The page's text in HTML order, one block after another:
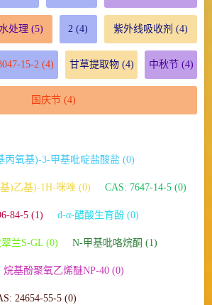
处理 (5) 2 (4) 紫外线吸收剂 (4)
15-2 (4) 甘草提取物(4) 中秋节(4)
国庆节(4)
丙氧基)-3-甲基吡啶盐酸盐 (0)
)乙基)-1H-咪唑 (0) CAS: 7647-14-5 (0)
84-5 (1) d-α-醋酸生育酚 (0)
兰S-GL (0) N-甲基吡咯烷酮 (1)
烷基酚聚氧乙烯醚NP-40 (0)
24654-55-5 (0)